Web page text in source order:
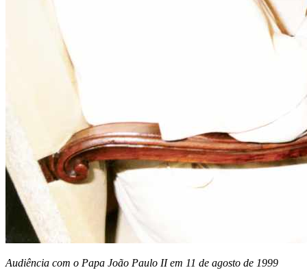
Audiência com o Papa João Paulo II em 11 de agosto de 1999